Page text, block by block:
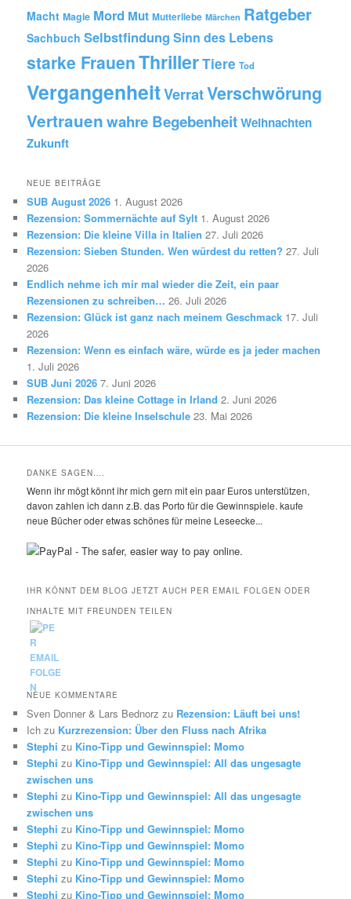
Macht Magie Mord Mut Mutterliebe Märchen Ratgeber
Sachbuch Selbstfindung Sinn des Lebens
starke FrauenThrillerTiere Tod
VergangenheitVerratVerschwörung
Vertrauenwahre BegebenheitWeihnachten
Zukunft
NEUE BEITRÄGE
SUB August 2026 1. August 2026
Rezension: Sommernächte auf Sylt 1. August 2026
Rezension: Die kleine Villa in Italien 27. Juli 2026
Rezension: Sieben Stunden. Wen würdest du retten? 27. Juli
2026
Endlich nehme ich mir mal wieder die Zeit, ein paar
Rezensionen zu schreiben… 26. Juli 2026
Rezension: Glück ist ganz nach meinem Geschmack 17. Juli
2026
Rezension: Wenn es einfach wäre, würde es ja jeder machen
1. Juli 2026
SUB Juni 2026 7. Juni 2026
Rezension: Das kleine Cottage in Irland 2. Juni 2026
Rezension: Die kleine Inselschule 23. Mai 2026
DANKE SAGEN….
Wenn ihr mögt könnt ihr mich gern mit ein paar Euros unterstützen,
davon zahlen ich dann z.B. das Porto für die Gewinnspiele. kaufe
neue Bücher oder etwas schönes für meine Leseecke...
IHR KÖNNT DEM BLOG JETZT AUCH PER EMAIL FOLGEN ODER
INHALTE MIT FREUNDEN TEILEN
NEUE KOMMENTARE
Sven Donner & Lars Bednorz zu Rezension: Läuft bei uns!
Ich zu Kurzrezension: Über den Fluss nach Afrika
Stephi zu Kino-Tipp und Gewinnspiel: Momo
Stephi zu Kino-Tipp und Gewinnspiel: All das ungesagte
zwischen uns
Stephi zu Kino-Tipp und Gewinnspiel: All das ungesagte
zwischen uns
Stephi zu Kino-Tipp und Gewinnspiel: Momo
Stephi zu Kino-Tipp und Gewinnspiel: Momo
Stephi zu Kino-Tipp und Gewinnspiel: Momo
Stephi zu Kino-Tipp und Gewinnspiel: Momo
Stephi zu Kino-Tipp und Gewinnspiel: Momo